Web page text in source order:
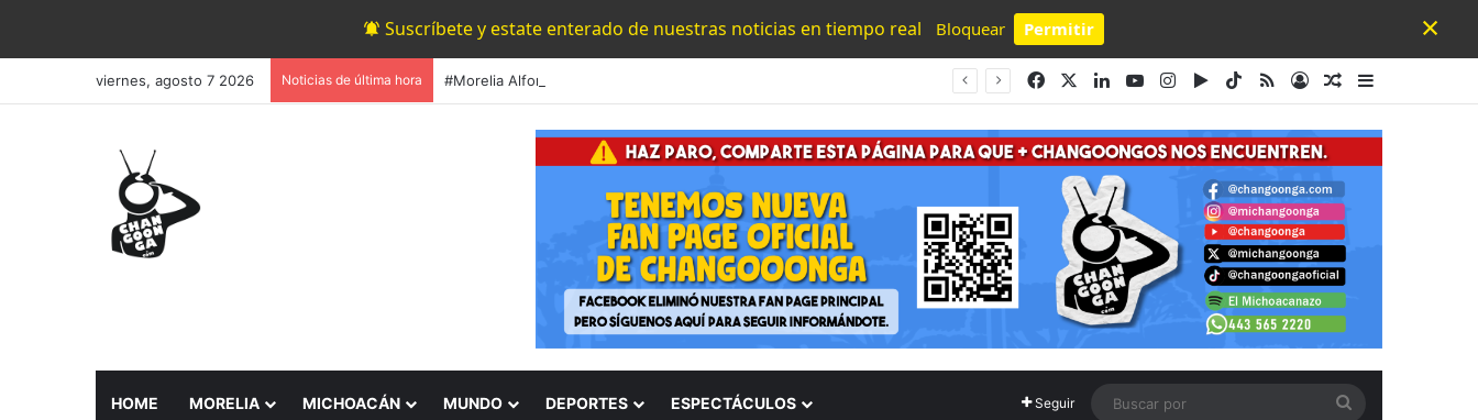
Suscríbete y estate enterado de nuestras noticias en tiempo real Bloquear Permitir
Powered by SendPulse
×
viernes, agosto 7 2026 Noticias de última hora FacebookLinkedInYouTubeInstagram
Google Play
TikTok
RSS AccesoPublicación al
HOME MORELIA MICHOACÁN MUNDO DEPORTES ESPECTÁCULOS Seguir